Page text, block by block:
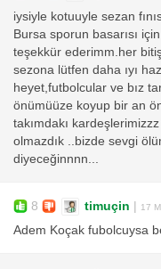
iysiyle kotuuyle sezan
Bursa sporun basarısı
teşekkür ederimm.her
sezona lütfen daha ıyı
heyet,futbolcular ve bız
önümüüze koyup bir an
takımdakı
olmazdık ..bizde sevgi
diyeceğinnnn...
8 timuçin | 17
Adem Koçak fubolcuysa